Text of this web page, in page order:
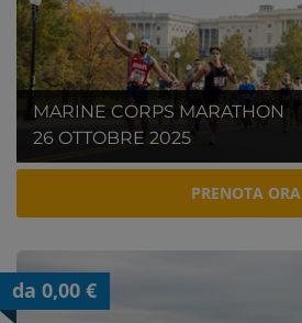
MARINE CORPS MARATHON
26 OTTOBRE 2025
PRENOTA ORA
da 0,00 €